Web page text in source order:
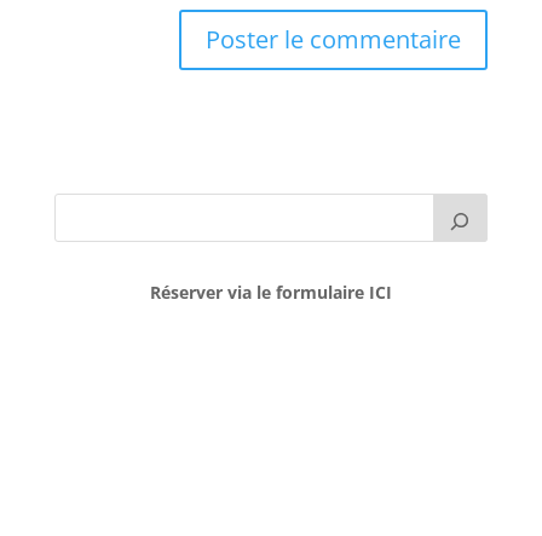
Réserver via le formulaire ICI